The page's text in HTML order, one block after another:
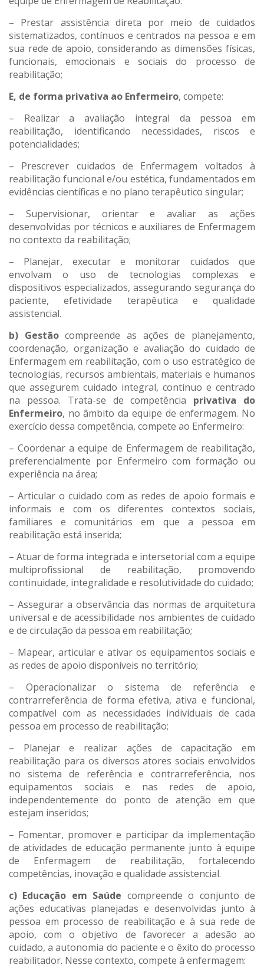
– Prestar assistência direta por meio de cuidados
sistematizados, contínuos e centrados na pessoa e em
sua rede de apoio, considerando as dimensões físicas,
funcionais, emocionais e sociais do processo de
reabilitação;
E, de forma privativa ao Enfermeiro, compete:
– Realizar a avaliação integral da pessoa em
reabilitação, identificando necessidades, riscos e
potencialidades;
– Prescrever cuidados de Enfermagem voltados à
reabilitação funcional e/ou estética, fundamentados em
evidências científicas e no plano terapêutico singular;
– Supervisionar, orientar e avaliar as ações
desenvolvidas por técnicos e auxiliares de Enfermagem
no contexto da reabilitação;
– Planejar, executar e monitorar cuidados que
envolvam o uso de tecnologias complexas e
dispositivos especializados, assegurando segurança do
paciente, efetividade terapêutica e qualidade
assistencial.
b) Gestãocompreende as ações de planejamento,
coordenação, organização e avaliação do cuidado de
Enfermagem em reabilitação, com o uso estratégico de
tecnologias, recursos ambientais, materiais e humanos
que assegurem cuidado integral, contínuo e centrado
na pessoa. Trata-se de competência privativa do
Enfermeiro, no âmbito da equipe de enfermagem. No
exercício dessa competência, compete ao Enfermeiro:
– Coordenar a equipe de Enfermagem de reabilitação,
preferencialmente por Enfermeiro com formação ou
experiência na área;
– Articular o cuidado com as redes de apoio formais e
informais e com os diferentes contextos sociais,
familiares e comunitários em que a pessoa em
reabilitação está inserida;
– Atuar de forma integrada e intersetorial com a equipe
multiprofissional de reabilitação, promovendo
continuidade, integralidade e resolutividade do cuidado;
– Assegurar a observância das normas de arquitetura
universal e de acessibilidade nos ambientes de cuidado
e de circulação da pessoa em reabilitação;
– Mapear, articular e ativar os equipamentos sociais e
as redes de apoio disponíveis no território;
– Operacionalizar o sistema de referência e
contrarreferência de forma efetiva, ativa e funcional,
compatível com as necessidades individuais de cada
pessoa em processo de reabilitação;
– Planejar e realizar ações de capacitação em
reabilitação para os diversos atores sociais envolvidos
no sistema de referência e contrarreferência, nos
equipamentos sociais e nas redes de apoio,
independentemente do ponto de atenção em que
estejam inseridos;
– Fomentar, promover e participar da implementação
de atividades de educação permanente junto à equipe
de Enfermagem de reabilitação, fortalecendo
competências, inovação e qualidade assistencial.
c) Educação em Saúde compreende o conjunto de
ações educativas planejadas e desenvolvidas junto à
pessoa em processo de reabilitação e à sua rede de
apoio, com o objetivo de favorecer a adesão ao
cuidado, a autonomia do paciente e o êxito do processo
reabilitador. Nesse contexto, compete à enfermagem: